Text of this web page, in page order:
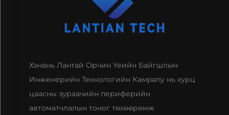
Хэнань Лантай Орчин Үеийн Байгшлын
Инженерийн Технологийн Камpany нь хурц
цаасны зураачийн периферийн
автоматчлалын тоног төхөөрөмж